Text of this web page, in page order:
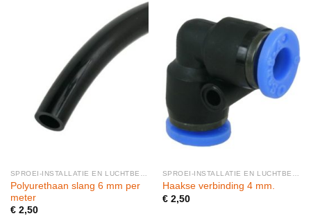
Polyurethaan slang 6 mm per
meter
€2,50
Haakse verbinding 4 mm.
€2,50